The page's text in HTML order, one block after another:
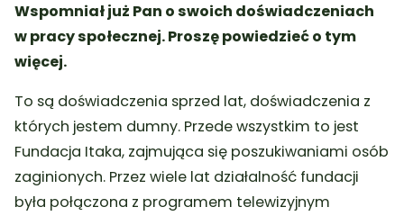
Wspomniał już Pan o swoich doświadczeniach
w pracy społecznej. Proszę powiedzieć o tym
więcej.
To są doświadczenia sprzed lat, doświadczenia z
których jestem dumny. Przede wszystkim to jest
Fundacja Itaka, zajmująca się poszukiwaniami osób
zaginionych. Przez wiele lat działalność fundacji
była połączona z programem telewizyjnym